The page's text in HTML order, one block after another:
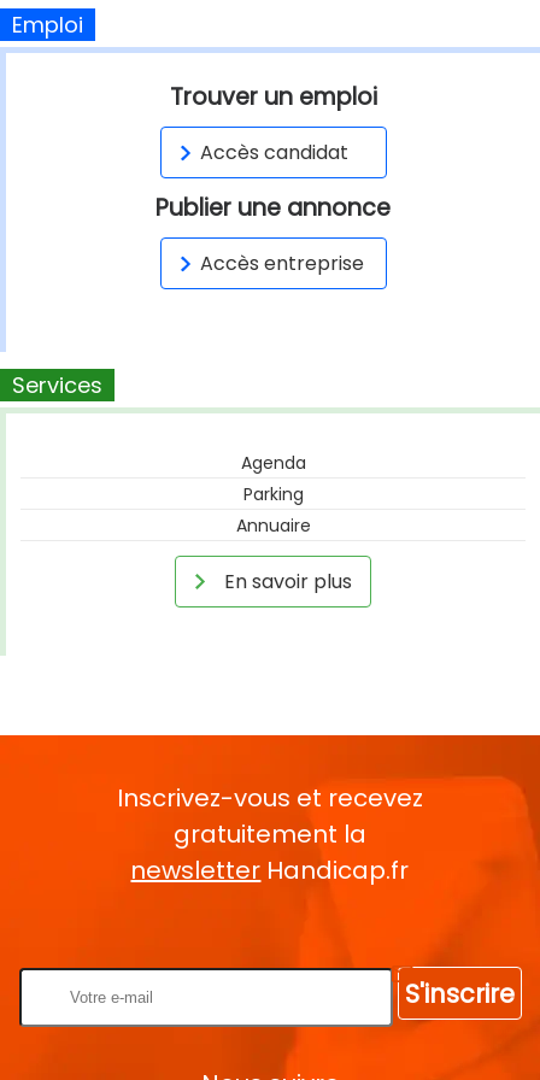
Emploi
Trouver un emploi
Accès candidat
Publier une annonce
Accès entreprise
Services
Agenda
Parking
Annuaire
En savoir plus
Inscrivez-vous et recevez
gratuitement la
newsletter Handicap.fr
S'inscrire